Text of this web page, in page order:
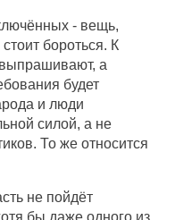
- вещь,
бороться. К
а
будет
и люди
силой, а не
То же относится
не пойдёт
бы даже одного из